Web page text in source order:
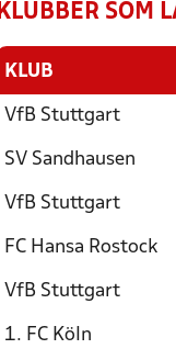
KLUBBER SOM
KLUB
VfB Stuttgart
SV Sandhausen
VfB Stuttgart
FC Hansa Rostock
VfB Stuttgart
1. FC Köln